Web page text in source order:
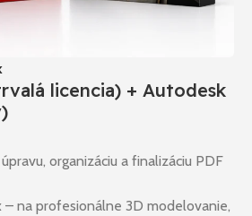
licencia) + Autodesk
organizáciu a finalizáciu PDF
– na profesionálne 3D modelovanie,